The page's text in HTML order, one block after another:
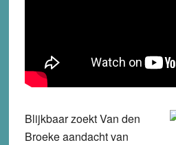
Blijkbaar zoekt Van den
Broeke aandacht van